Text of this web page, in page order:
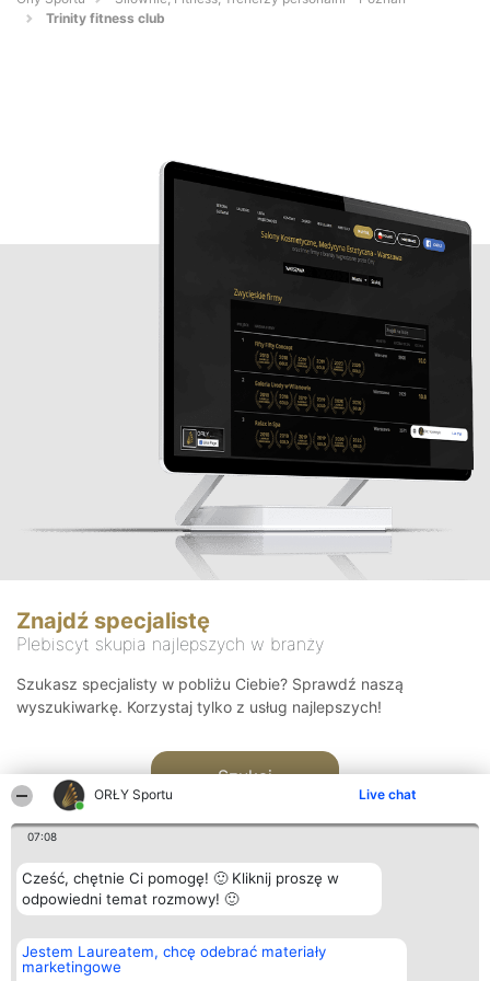
ORŁY Sportu Live chat
07:08
Cześć, chętnie Ci pomogę! 🙂 Kliknij proszę w
odpowiedni temat rozmowy! 🙂
Jestem Laureatem, chcę odebrać materiały
marketingowe
Trinity fitness club
Znajdź specjalistę
Plebiscyt skupia najlepszych w branży
Szukasz specjalisty w pobliżu Ciebie? Sprawdź naszą
wyszukiwarkę. Korzystaj tylko z usług najlepszych!
Szukaj
Organizator plebiscytu
Bright Side Solutions sp. z o.
o. sp. k.
Plebiscyt
Laureaci
Kontakt
Kontakt